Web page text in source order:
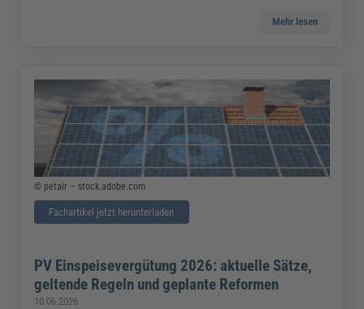
Mehr lesen
© petair – stock.adobe.com
Fachartikel jetzt herunterladen
PV Einspeisevergütung 2026: aktuelle Sätze,
geltende Regeln und geplante Reformen
10.06.2026